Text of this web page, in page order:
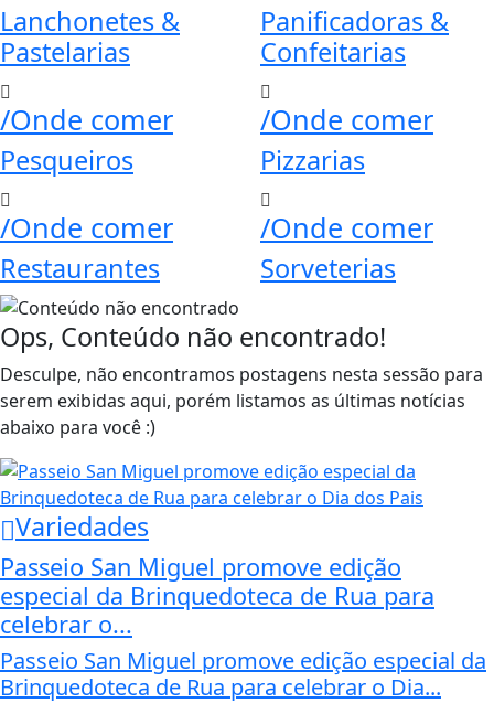
Lanchonetes &
Pastelarias
Panificadoras &
Confeitarias
/Onde comer
Pesqueiros
/Onde comer
Pizzarias
/Onde comer
Restaurantes
/Onde comer
Sorveterias
Ops, Conteúdo não encontrado!
Desculpe, não encontramos postagens nesta sessão para
serem exibidas aqui, porém listamos as últimas notícias
abaixo para você :)
Variedades
Passeio San Miguel promove edição
especial da Brinquedoteca de Rua para
celebrar o...
Passeio San Miguel promove edição especial da
Brinquedoteca de Rua para celebrar o Dia...